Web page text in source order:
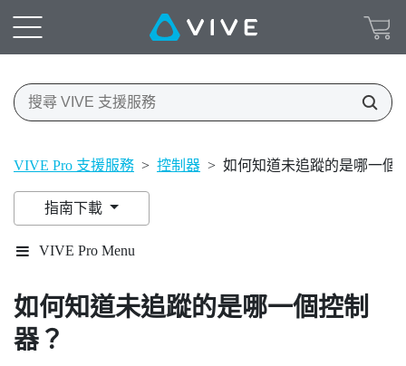
VIVE Pro 支援服務 > 控制器 > 如何知道未追蹤的是哪一個
指南下載
VIVE Pro Menu
如何知道未追蹤的是哪一個控制
器？